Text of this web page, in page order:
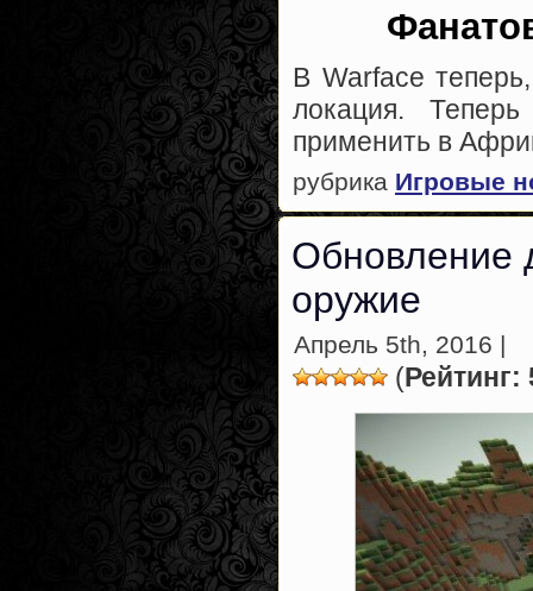
В Warface
локация.
применить в
рубрика Игровые
Обновление
оружие
Апрель 5th, 2016 |
(Рейтинг: